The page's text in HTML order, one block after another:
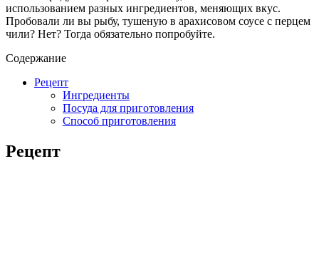
использованием разных ингредиентов, меняющих вкус.
Пробовали ли вы рыбу, тушеную в арахисовом соусе с перцем
чили? Нет? Тогда обязательно попробуйте.
Содержание
Рецепт
Ингредиенты
Посуда для приготовления
Способ приготовления
Рецепт